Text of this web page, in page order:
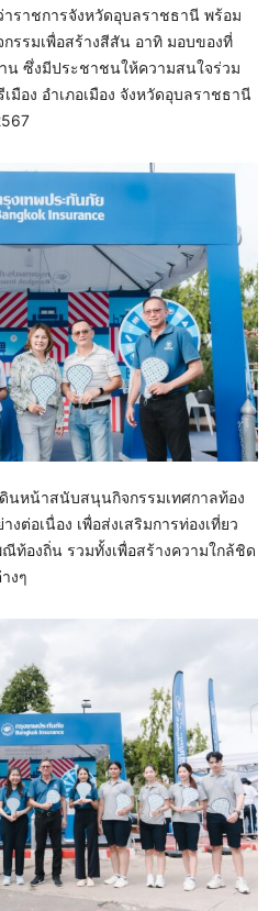
ราชการจังหวัดอุบลราชธานี พร้อม
รรมเพื่อสร้างสีสัน อาทิ มอบของที่
น ซึ่งมีประชาชนให้ความสนใจร่วม
มือง อำเภอเมือง จังหวัดอุบลราชธานี
นหน้าสนับสนุนกิจกรรมเทศกาลท้อง
ต่อเนื่อง เพื่อส่งเสริมการท่องเที่ยว
องถิ่น รวมทั้งเพื่อสร้างความใกล้ชิด
งๆ